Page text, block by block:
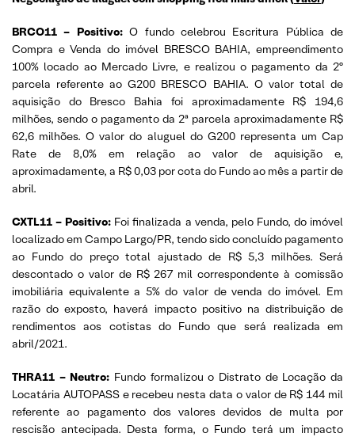
BRCO11 – Positivo:O fundo celebrou Escritura Pública de
Compra e Venda do imóvel BRESCO BAHIA, empreendimento
100% locado ao Mercado Livre, e realizou o pagamento da 2º
parcela referente ao G200 BRESCO BAHIA. O valor total de
aquisição do Bresco Bahia foi aproximadamente R$ 194,6
milhões, sendo o pagamento da 2ª parcela aproximadamente R$
62,6 milhões. O valor do aluguel do G200 representa um Cap
Rate de 8,0% em relação ao valor de aquisição e,
aproximadamente, a R$ 0,03 por cota do Fundo ao mês a partir de
abril.
CXTL11 – Positivo: Foi finalizada a venda, pelo Fundo, do imóvel
localizado em Campo Largo/PR, tendo sido concluído pagamento
ao Fundo do preço total ajustado de R$ 5,3 milhões. Será
descontado o valor de R$ 267 mil correspondente à comissão
imobiliária equivalente a 5% do valor de venda do imóvel. Em
razão do exposto, haverá impacto positivo na distribuição de
rendimentos aos cotistas do Fundo que será realizada em
abril/2021.
THRA11 – Neutro: Fundo formalizou o Distrato de Locação da
Locatária AUTOPASS e recebeu nesta data o valor de R$ 144 mil
referente ao pagamento dos valores devidos de multa por
rescisão antecipada. Desta forma, o Fundo terá um impacto